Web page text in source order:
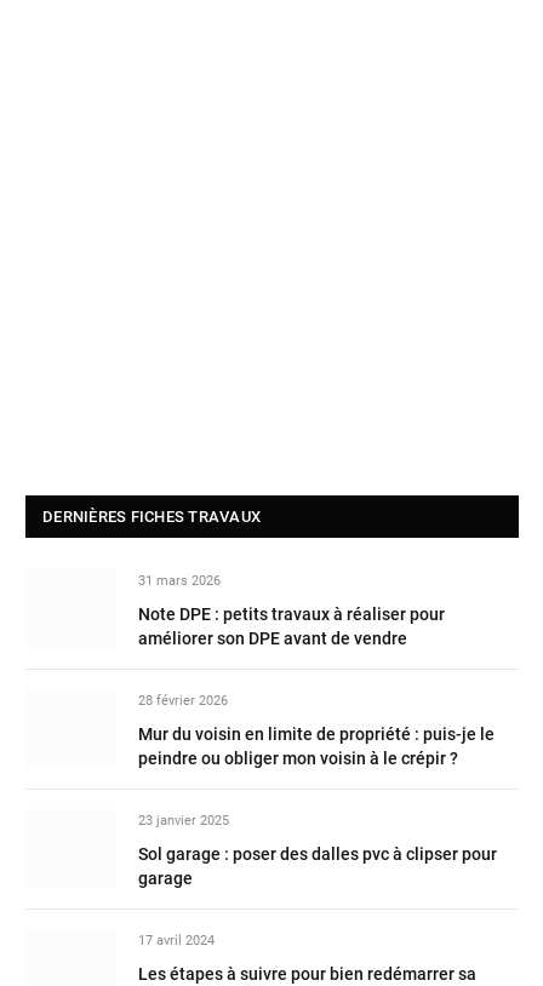
DERNIÈRES FICHES TRAVAUX
31 mars 2026
Note DPE : petits travaux à réaliser pour
améliorer son DPE avant de vendre
28 février 2026
Mur du voisin en limite de propriété : puis-je le
peindre ou obliger mon voisin à le crépir ?
23 janvier 2025
Sol garage : poser des dalles pvc à clipser pour
garage
17 avril 2024
Les étapes à suivre pour bien redémarrer sa